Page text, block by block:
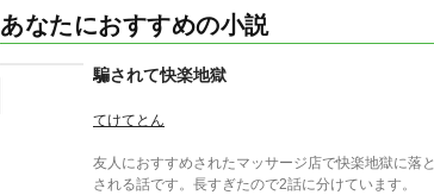
あなたにおすすめの小説
騙されて快楽地獄
てけてとん
友人におすすめされたマッサージ店で快楽地獄に落と
される話です。長すぎたので2話に分けています。